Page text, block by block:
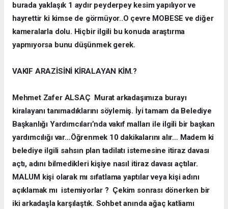
burada yaklaşık 1 aydır peyderpey kesim yapılıyor ve
hayrettir ki kimse de görmüyor..O çevre MOBESE ve diğer
kameralarla dolu. Hiçbir ilgili bu konuda araştırma
yapmıyorsa bunu düşünmek gerek.
VAKIF ARAZİSİNİ KİRALAYAN KİM.?
Mehmet Zafer ALSAÇ Murat arkadaşımıza burayı
kiralayanı tanımadıklarını söylemiş. İyi tamam da Belediye
Başkanlığı Yardımcıları’nda vakıf malları ile ilgili bir başkan
yardımcılığı var…Öğrenmek 10 dakikalarını alır… Madem ki
belediye ilgili sahsın plan tadilatı istemesine itiraz davası
açtı, adını bilmedikleri kişiye nasıl itiraz davası açtılar.
MALUM kişi olarak mı sıfatlama yaptılar veya kişi adını
açıklamak mı istemiyorlar ? Çekim sonrası dönerken bir
iki arkadaşla karşılaştık. Sohbet anında ağaç katliamı